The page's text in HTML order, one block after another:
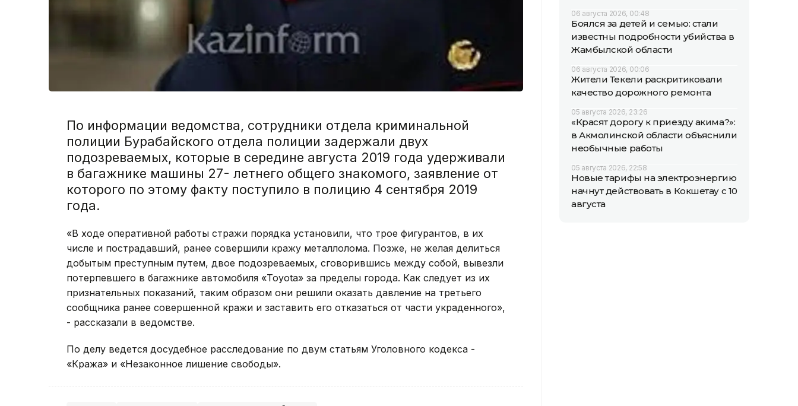
По информации ведомства, сотрудники отдела криминальной
полиции Бурабайского отдела полиции задержали двух
подозреваемых, которые в середине августа 2019 года удерживали
в багажнике машины 27- летнего общего знакомого, заявление от
которого по этому факту поступило в полицию 4 сентября 2019
года.
«В ходе оперативной работы стражи порядка установили, что трое фигурантов, в их
числе и пострадавший, ранее совершили кражу металлолома. Позже, не желая делиться
добытым преступным путем, двое подозреваемых, сговорившись между собой, вывезли
потерпевшего в багажнике автомобиля «Toyota» за пределы города. Как следует из их
признательных показаний, таким образом они решили оказать давление на третьего
сообщника ранее совершенной кражи и заставить его отказаться от части украденного»,
- рассказали в ведомстве.
По делу ведется досудебное расследование по двум статьям Уголовного кодекса -
«Кража» и «Незаконное лишение свободы».
06 августа 2026, 00:48
Боялся за детей и семью: стали
известны подробности убийства в
Жамбылской области
06 августа 2026, 00:06
Жители Текели раскритиковали
качество дорожного ремонта
05 августа 2026, 23:26
«Красят дорогу к приезду акима?»:
в Акмолинской области объяснили
необычные работы
05 августа 2026, 22:58
Новые тарифы на электроэнергию
начнут действовать в Кокшетау с 10
августа